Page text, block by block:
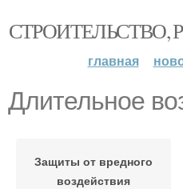
СТРОИТЕЛЬСТВО,
главная
Длительное
Защиты от вредного
воздействия